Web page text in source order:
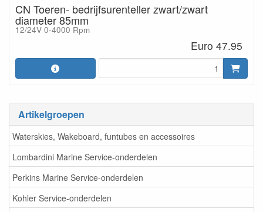
Artikelgroepen
Waterskies, Wakeboard, funtubes en accessoires
Lombardini Marine Service-onderdelen
Perkins Marine Service-onderdelen
Kohler Service-onderdelen
CN Toeren- bedrijfsurenteller zwart/zwart
diameter 85mm
12/24V 0-4000 Rpm
Euro 47.95